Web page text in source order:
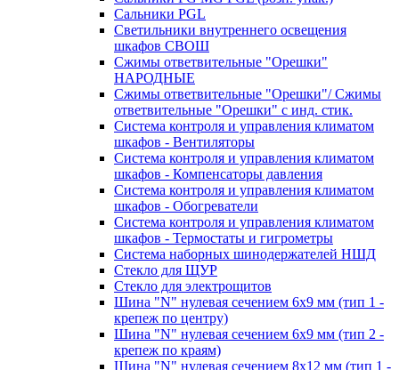
Сальники PGL
Светильники внутреннего освещения
шкафов СВОШ
Сжимы ответвительные "Орешки"
НАРОДНЫЕ
Сжимы ответвительные "Орешки"/ Сжимы
ответвительные "Орешки" с инд. стик.
Система контроля и управления климатом
шкафов - Вентиляторы
Система контроля и управления климатом
шкафов - Компенсаторы давления
Система контроля и управления климатом
шкафов - Обогреватели
Система контроля и управления климатом
шкафов - Термостаты и гигрометры
Система наборных шинодержателей НШД
Стекло для ЩУР
Стекло для электрощитов
Шина "N" нулевая сечением 6х9 мм (тип 1 -
крепеж по центру)
Шина "N" нулевая сечением 6х9 мм (тип 2 -
крепеж по краям)
Шина "N" нулевая сечением 8х12 мм (тип 1 -